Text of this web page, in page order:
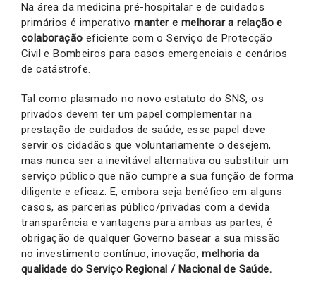
Na área da medicina pré-hospitalar e de cuidados
primários é imperativomanter e melhorar a relação e
colaboração eficiente com o Serviço de Protecção
Civil e Bombeiros para casos emergenciais e cenários
de catástrofe.
Tal como plasmado no novo estatuto do SNS, os
privados devem ter um papel complementar na
prestação de cuidados de saúde, esse papel deve
servir os cidadãos que voluntariamente o desejem,
mas nunca ser a inevitável alternativa ou substituir um
serviço público que não cumpre a sua função de forma
diligente e eficaz. E, embora seja benéfico em alguns
casos, as parcerias público/privadas com a devida
transparência e vantagens para ambas as partes, é
obrigação de qualquer Governo basear a sua missão
no investimento contínuo, inovação,melhoria da
qualidade do Serviço Regional / Nacional de Saúde.